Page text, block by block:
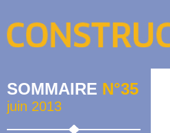
SOMMAIRE N°35
juin 2013